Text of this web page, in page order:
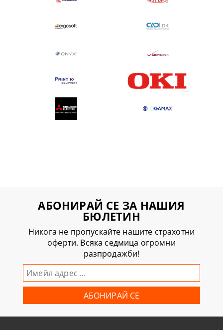
АБОНИРАЙ СЕ ЗА НАШИЯ
БЮЛЕТИН
Никога не пропускайте нашите страхотни
оферти. Всяка седмица огромни
разпродажби!